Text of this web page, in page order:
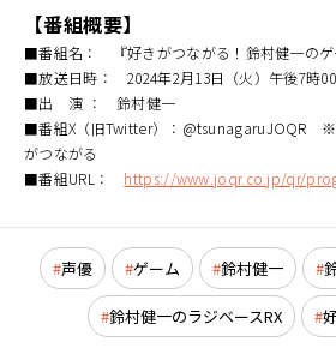
【番組概要】
■番組名： 『好きがつながる！鈴村健一のゲ
■放送日時： 2024年2月13日（火）午後7時
■出 演 ： 鈴村健一
■番組X（旧Twitter）：@tsunagaruJOQR ※
がつながる
■番組URL： https://www.joqr.co.jp/qr/
声優 ゲーム 鈴村健一
鈴村健一のラジベースRX